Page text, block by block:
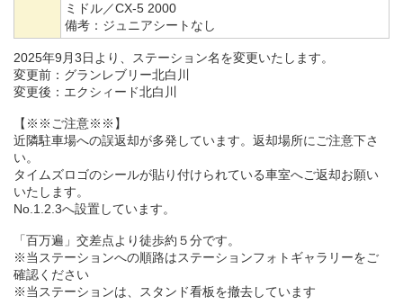
ミドル／CX-5 2000
備考： ジュニアシートなし
2025年9月3日より、ステーション名を変更いたします。
変更前：グランレブリー北白川
変更後：エクシィード北白川
【※※ご注意※※】
近隣駐車場への誤返却が多発しています。返却場所にご注意下さ
い。
タイムズロゴのシールが貼り付けられている車室へご返却お願い
いたします。
No.1.2.3へ設置しています。
「百万遍」交差点より徒歩約５分です。
※当ステーションへの順路はステーションフォトギャラリーをご
確認ください
※当ステーションは、スタンド看板を撤去しています